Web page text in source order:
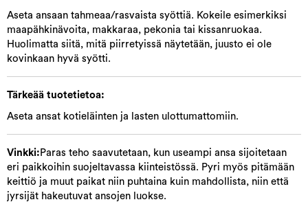
Aseta ansaan tahmeaa/rasvaista syöttiä. Kokeile esimerkiksi
maapähkinävoita, makkaraa, pekonia tai kissanruokaa.
Huolimatta siitä, mitä piirretyissä näytetään, juusto ei ole
kovinkaan hyvä syötti.
Tärkeää tuotetietoa:
Aseta ansat kotieläinten ja lasten ulottumattomiin.
Vinkki: Paras teho saavutetaan, kun useampi ansa sijoitetaan
eri paikkoihin suojeltavassa kiinteistössä. Pyri myös pitämään
keittiö ja muut paikat niin puhtaina kuin mahdollista, niin että
jyrsijät hakeutuvat ansojen luokse.